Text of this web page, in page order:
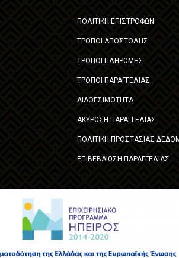
ΠΟΛΙΤΙΚΗ ΕΠΙΣΤΡΟΦΩΝ
ΤΡΟΠΟΙ ΑΠΟΣΤΟΛΗΣ
ΤΡΟΠΟΙ ΠΛΗΡΩΜΗΣ
ΤΡΟΠΟΙ ΠΑΡΑΓΓΕΛΙΑΣ
ΔΙΑΘΕΣΙΜΟΤΗΤΑ
ΑΚΥΡΩΣΗ ΠΑΡΑΓΓΕΛΙΑΣ
ΠΟΛΙΤΙΚΗ ΠΡΟΣΤΑΣΙΑΣ
ΕΠΙΒΕΒΑΙΩΣΗ ΠΑΡΑΓΓΕΛΙΑΣ